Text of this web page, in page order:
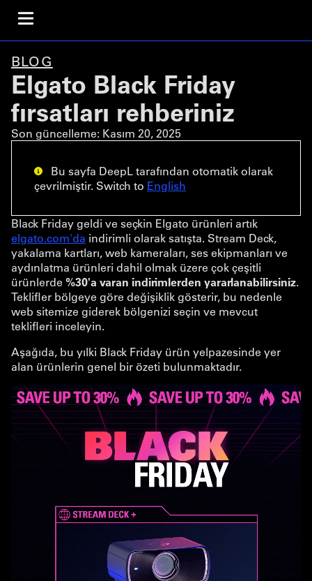
BLOG
Elgato Black Friday
fırsatları rehberiniz
Son güncelleme: Kasım 20, 2025
Bu sayfa DeepL tarafından otomatik olarak
çevrilmiştir. Switch to English
Black Friday geldi ve seçkin Elgato ürünleri artık
elgato.com'da indirimli olarak satışta. Stream Deck,
yakalama kartları, web kameraları, ses ekipmanları ve
aydınlatma ürünleri dahil olmak üzere çok çeşitli
ürünlerde %30'a varan indirimlerden yararlanabilirsiniz.
Teklifler bölgeye göre değişiklik gösterir, bu nedenle
web sitemize giderek bölgenizi seçin ve mevcut
teklifleri inceleyin.
Aşağıda, bu yılki Black Friday ürün yelpazesinde yer
alan ürünlerin genel bir özeti bulunmaktadır.